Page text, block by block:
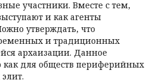
участники. Вместе с тем,
и как агенты
утверждать, что
и традиционных
архаизации. Данное
как для обществ периферийных